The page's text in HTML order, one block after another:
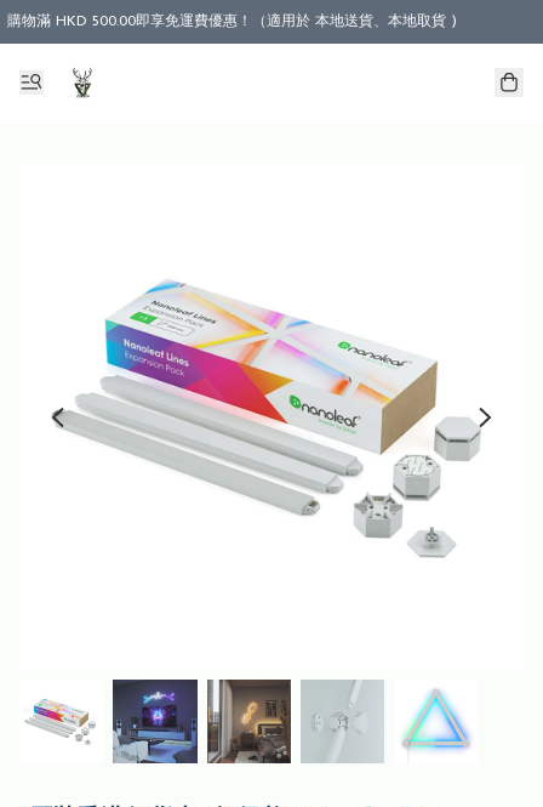
購物滿 HKD 500.00即享免運費優惠！（適用於 本地送貨、本地取貨 )